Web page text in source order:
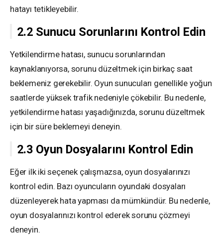
hatayı tetikleyebilir.
2.2 Sunucu Sorunlarını Kontrol Edin
Yetkilendirme hatası, sunucu sorunlarından
kaynaklanıyorsa, sorunu düzeltmek için birkaç saat
beklemeniz gerekebilir. Oyun sunucuları genellikle yoğun
saatlerde yüksek trafik nedeniyle çökebilir. Bu nedenle,
yetkilendirme hatası yaşadığınızda, sorunu düzeltmek
için bir süre beklemeyi deneyin.
2.3 Oyun Dosyalarını Kontrol Edin
Eğer ilk iki seçenek çalışmazsa, oyun dosyalarınızı
kontrol edin. Bazı oyuncuların oyundaki dosyaları
düzenleyerek hata yapması da mümkündür. Bu nedenle,
oyun dosyalarınızı kontrol ederek sorunu çözmeyi
deneyin.